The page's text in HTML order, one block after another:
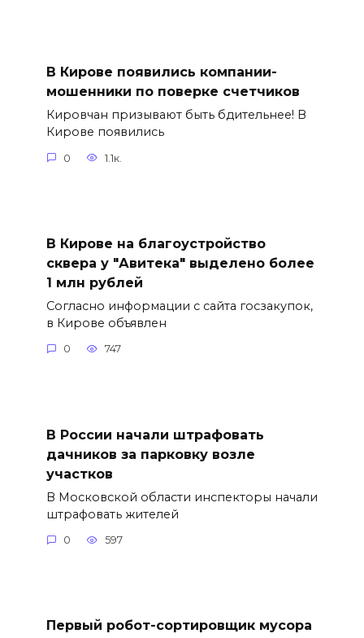
В Кирове появились компании-
мошенники по поверке счетчиков
Кировчан призывают быть бдительнее! В
Кирове появились
0 1.1к.
В Кирове на благоустройство
сквера у "Авитека" выделено более
1 млн рублей
Согласно информации с сайта госзакупок,
в Кирове объявлен
0 747
В России начали штрафовать
дачников за парковку возле
участков
В Московской области инспекторы начали
штрафовать жителей
0 597
Первый робот-сортировщик мусора